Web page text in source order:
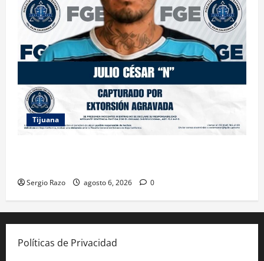
Tijuana
Sergio Razo agosto 6, 2026 0
Políticas de Privacidad